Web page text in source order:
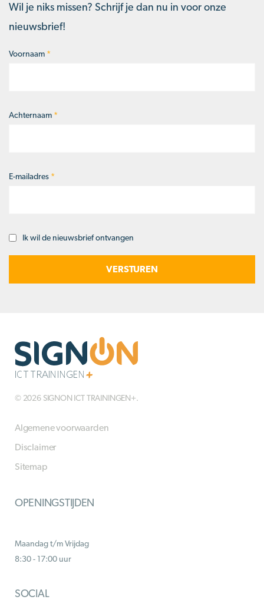
Wil je niks missen? Schrijf je dan nu in voor onze
nieuwsbrief!
Naam*
Voornaam *
Achternaam *
E-mailadres *
Opt-Ik wil de nieuwsbrief ontvangen
© 2026 SIGNON ICT TRAININGEN+.
Algemene voorwaarden
Disclaimer
Sitemap
OPENINGSTIJDEN
Maandag t/m Vrijdag
8:30 - 17:00 uur
SOCIAL